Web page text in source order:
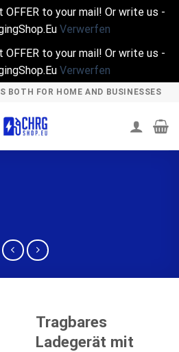
OFFER to your mail! Or write us -
Verwerfen
OFFER to your mail! Or write us -
Verwerfen
BOTH FOR HOME AND BUSINESSES
Tragbares
Ladegerät mit